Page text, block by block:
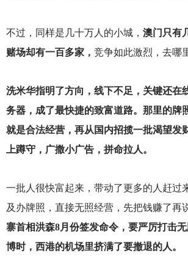
不过，同样是几十万人的小城， 澳门只有
赌场却有一百多家， 竞争如此激烈，去哪
洗米华指明了方向，线下不足，关键还在
务器，成了最快捷的致富道路。那里的牌
就是合法经营，再从国内招揽一批渴望发
上蹲守，广撒小广告，拼命拉人。
一批人很快富起来，带动了更多的人赶过
及办牌照，直接无照经营，先把钱赚了再
寨首相洪森8月份签发命令，要严厉打击
博时，西港的机场里挤满了要撤退的人。